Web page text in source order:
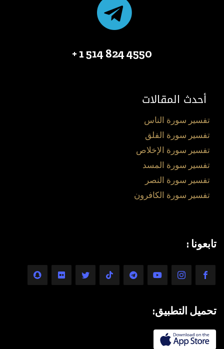
4550 824 514 1 +
أحدث المقالات
تفسير سورة الناس
تفسير سورة الفلق
تفسير سورة الإخلاص
تفسير سورة المسد
تفسير سورة النصر
تفسير سورة الكافرون
تابعونا :
تحميل التطبيق: